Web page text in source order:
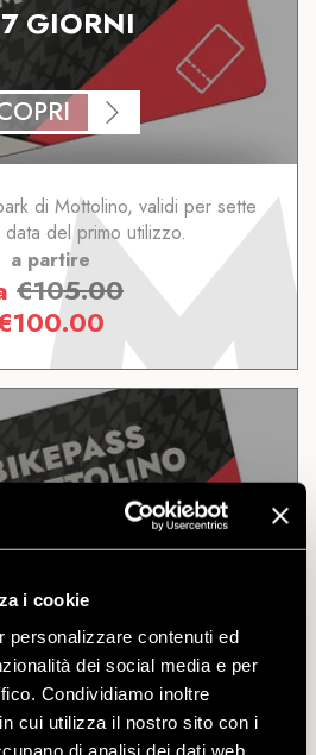
i cookie
personalizzare contenuti ed
dei social media e per
Condividiamo inoltre
cui utilizza il nostro sito con i
di analisi dei dati web,
GIORNI
di Mottolino, validi per sette
del primo utilizzo.
a partire
€105.00
100.00
a tutti i percorsi e le
di Mottolino. Valido per 9 giorni